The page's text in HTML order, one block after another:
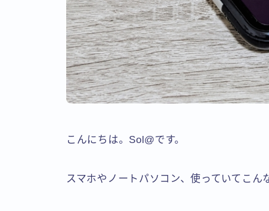
こんにちは。Sol@です。
スマホやノートパソコン、使っていてこん